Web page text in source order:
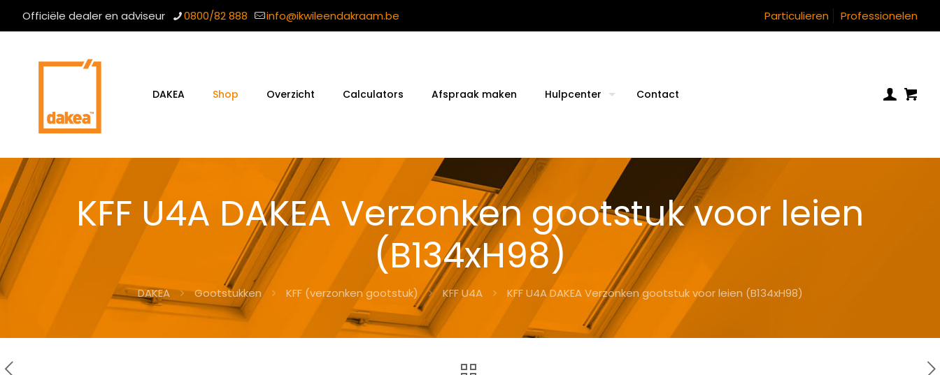
Officiële dealer en adviseur 0800/82 888 info@ikwileendakraam.be Particulieren Professionelen
DAKEA Shop Overzicht Calculators Afspraak maken Hulpcenter Contact
KFF U4A DAKEA Verzonken gootstuk voor leien
(B134xH98)
DAKEA Gootstukken KFF (verzonken gootstuk) KFF U4A KFF U4A DAKEA Verzonken gootstuk voor leien (B134xH98)